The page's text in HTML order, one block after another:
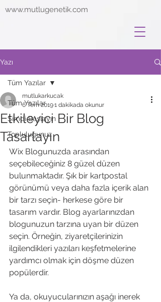
www.mutlugenetik.com
Yazı
Tüm Yazılar
Şimdi Başlayın
Topluluğunuz
Tüm Yazılar
Etkileyici Bir Blog
Tasarlayın
mutlukarkucak
6 Tem 20191 dakikada okunur
Wix Blogunuzda arasından
seçebileceğiniz 8 güzel düzen
bulunmaktadır. Şık bir kartpostal
görünümü veya daha fazla içerik alan
bir tarzı seçin- herkese göre bir
tasarım vardır. Blog ayarlarınızdan
blogunuzun tarzına uyan bir düzen
seçin. Örneğin, ziyaretçilerinizin
ilgilendikleri yazıları keşfetmelerine
yardımcı olmak için döşme düzen
popülerdir.
Ya da, okuyucularınızın aşağı inerek